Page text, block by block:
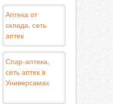
Аптека от
склада, сеть
аптек
Спар-аптека,
сеть аптек в
Универсамах